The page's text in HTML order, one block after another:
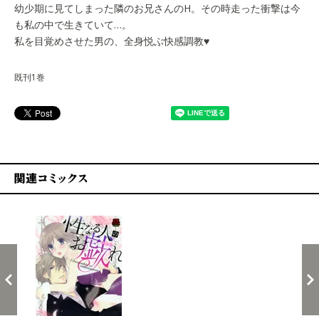
幼少期に見てしまった隣のお兄さんのH。その時走った衝撃は今
も私の中で生きていて…。
私を目覚めさせた男の、全身悦ぶ快感調教♥
既刊1巻